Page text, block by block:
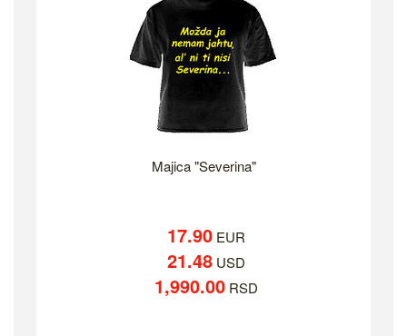
Majica "Severina"
17.90EUR
21.48USD
1,990.00RSD